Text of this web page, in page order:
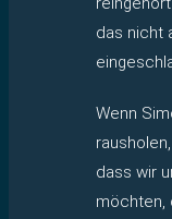
das nicht
Wenn
dass wir
möchten,